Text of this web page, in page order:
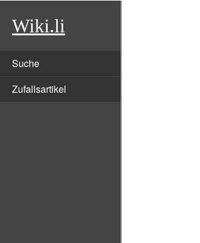
Wiki.li
Suche
Zufallsartikel